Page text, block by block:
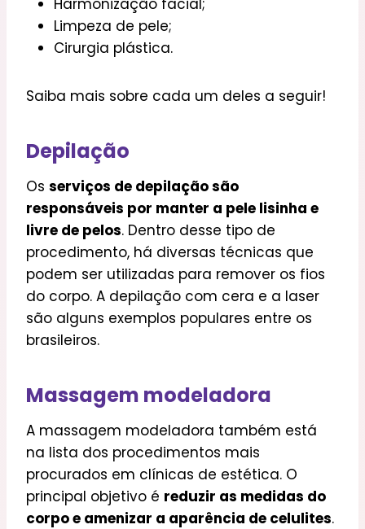
Limpeza de pele;
Cirurgia plástica.
Saiba mais sobre cada um deles a seguir!
Depilação
Os serviços de depilação são
responsáveis por manter a pele lisinha e
livre de pelos. Dentro desse tipo de
procedimento, há diversas técnicas que
podem ser utilizadas para remover os fios
do corpo. A depilação com cera e a laser
são alguns exemplos populares entre os
brasileiros.
Massagem modeladora
A massagem modeladora também está
na lista dos procedimentos mais
procurados em clínicas de estética. O
principal objetivo é reduzir as medidas do
corpo e amenizar a aparência de celulites.